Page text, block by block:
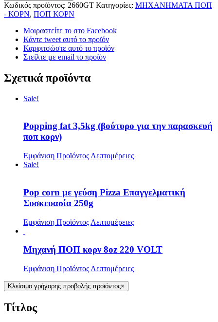
Κωδικός προϊόντος: 2660GT Κατηγορίες: ΜΗΧΑΝΗΜΑΤΑ ΠΟΠ
- ΚΟΡΝ, ΠΟΠ ΚΟΡΝ
Μοιραστείτε το στο Facebook
Κάντε tweet αυτό το προϊόν
Καρφιτσώστε αυτό το προϊόν
Στείλτε με email το προϊόν
Σχετικά προϊόντα
Sale!
Popping fat 3,5kg (βούτυρο για την παρασκευή
ποπ κορν)
Εμφάνιση Προϊόντος Λεπτομέρειες
Sale!
Pop corn με γεύση Pizza Επαγγελματική
Συσκευασία 250g
Εμφάνιση Προϊόντος Λεπτομέρειες
Μηχανή ΠΟΠ κορν 8oz 220 VOLT
Εμφάνιση Προϊόντος Λεπτομέρειες
Κλείσιμο γρήγορης προβολής προϊόντος×
Τίτλος